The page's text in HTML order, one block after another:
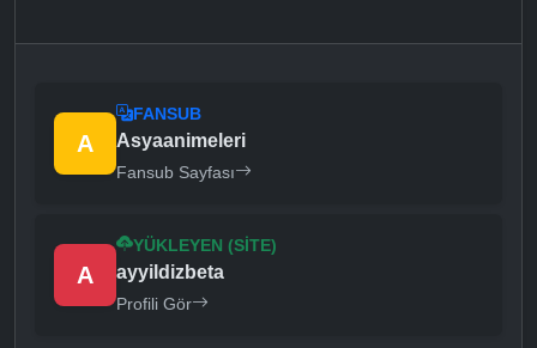
A
FANSUB
Asyaanimeleri
Fansub Sayfası
A
YÜKLEYEN (SITE)
ayyildizbeta
Profili Gör